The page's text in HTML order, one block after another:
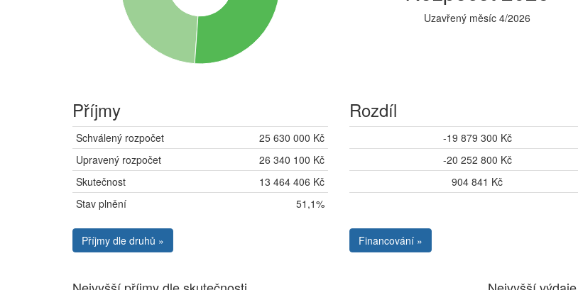
Uzavřený měsíc 4/2026
Příjmy
Schválený rozpočet
25 630 000 Kč
Upravený rozpočet
26 340 100 Kč
Skutečnost
13 464 406 Kč
Stav plnění
51,1%
Příjmy dle druhů »
Rozdíl
-19 879 300 Kč
-20 252 800 Kč
904 841 Kč
Financování »